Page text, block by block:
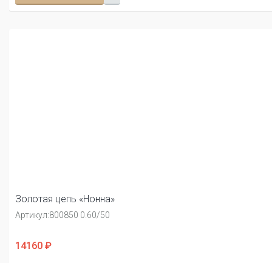
Золотая цепь «Нонна»
Артикул:800850 0.60/50
14160 ₽